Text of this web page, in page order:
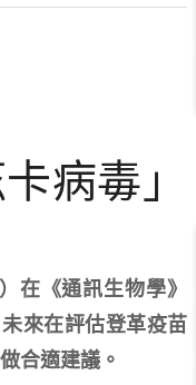
病毒」
在《通訊生物學》
來在評估登革疫苗
合適建議。